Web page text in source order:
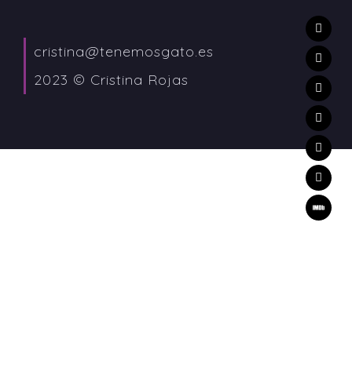
cristina@tenemosgato.es
2023 © Cristina Rojas